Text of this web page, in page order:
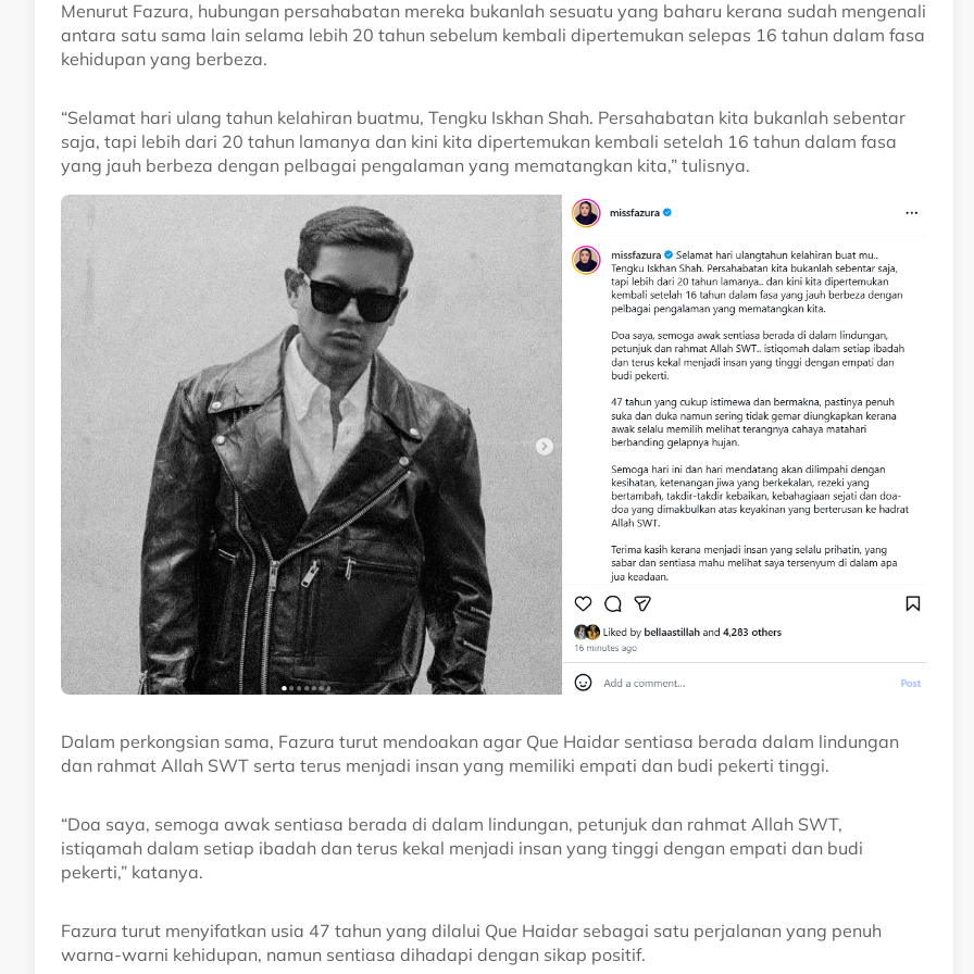
Menurut Fazura, hubungan persahabatan mereka bukanlah sesuatu yang baharu kerana sudah mengenali
antara satu sama lain selama lebih 20 tahun sebelum kembali dipertemukan selepas 16 tahun dalam fasa
kehidupan yang berbeza.
“Selamat hari ulang tahun kelahiran buatmu, Tengku Iskhan Shah. Persahabatan kita bukanlah sebentar
saja, tapi lebih dari 20 tahun lamanya dan kini kita dipertemukan kembali setelah 16 tahun dalam fasa
yang jauh berbeza dengan pelbagai pengalaman yang mematangkan kita,” tulisnya.
Dalam perkongsian sama, Fazura turut mendoakan agar Que Haidar sentiasa berada dalam lindungan
dan rahmat Allah SWT serta terus menjadi insan yang memiliki empati dan budi pekerti tinggi.
“Doa saya, semoga awak sentiasa berada di dalam lindungan, petunjuk dan rahmat Allah SWT,
istiqamah dalam setiap ibadah dan terus kekal menjadi insan yang tinggi dengan empati dan budi
pekerti,” katanya.
Fazura turut menyifatkan usia 47 tahun yang dilalui Que Haidar sebagai satu perjalanan yang penuh
warna-warni kehidupan, namun sentiasa dihadapi dengan sikap positif.